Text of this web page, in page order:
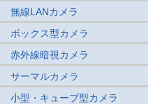
無線LANカメラ
ボックス型カメラ
赤外線暗視カメラ
サーマルカメラ
小型・キューブ型カメラ